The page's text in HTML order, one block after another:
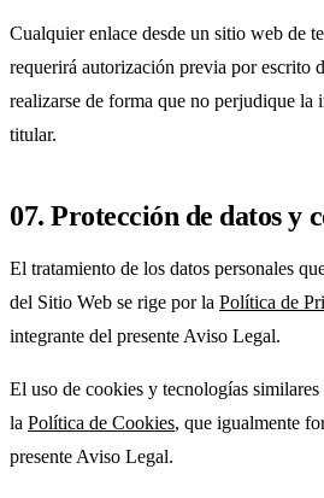
Cualquier enlace desde un sitio web de
requerirá autorización previa por escrito
realizarse de forma que no perjudique la
titular.
07. Protección de datos y
El tratamiento de los datos personales
del Sitio Web se rige por la Política de
integrante del presente Aviso Legal.
El uso de cookies y tecnologías
la Política de Cookies, que igualmente
presente Aviso Legal.